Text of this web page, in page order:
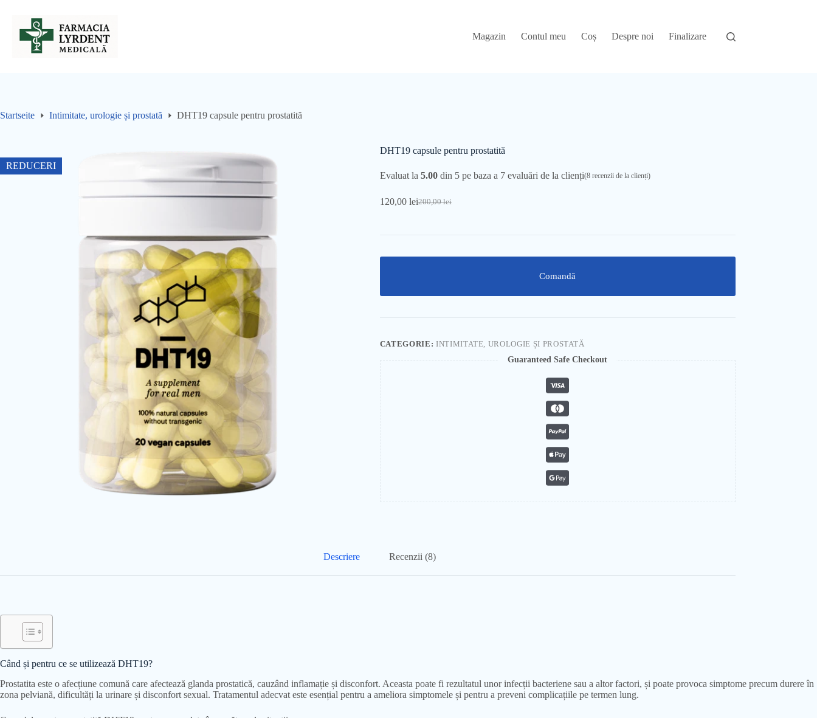
conținut
Magazin
Contul meu Coș Despre noi Finalizare
Startseite Intimitate, urologie și prostată DHT19 capsule pentru prostatită
REDUCERI
DHT19 capsule pentru prostatită
Evaluat la 5.00din 5 pe baza a 7evaluări de la clienți(8recenzii de la clienți)
200,00lei
Prețul
120,00 leiPrețul
Comandă
CATEGORIE: INTIMITATE, UROLOGIE ȘI PROSTATĂ
Guaranteed Safe Checkout
Descriere Recenzii (8)
Când și pentru ce se utilizează DHT19?
Prostatita este o afecțiune comună care afectează glanda prostatică, cauzând inflamație și disconfort. Aceasta poate fi rezultatul unor infecții bacteriene sau a altor factori, și poate provoca simptome precum durere în
zona pelviană, dificultăți la urinare și disconfort sexual. Tratamentul adecvat este esențial pentru a ameliora simptomele și pentru a preveni complicațiile pe termen lung.